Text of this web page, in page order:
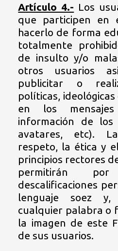
Artículo 4.- Los
que participen en
hacerlo de forma
totalmente
de insulto y/o
otros usuarios
publicitar o
políticas,
en los
información de los
avatares, etc).
respeto, la ética y
principios rectores
permitirán
descalificaciones
lenguaje soez y,
cualquier palabra o
la imagen de este
de sus usuarios.